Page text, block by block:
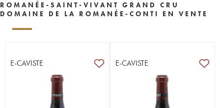
ROMANÉE-SAINT-VIVANT GRAND CRU
DOMAINE DE LA ROMANÉE-CONTI EN VENTE
E-CAVISTE E-CAVISTE